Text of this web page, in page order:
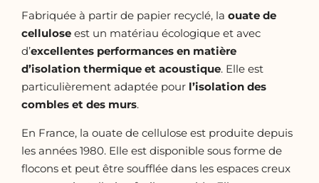
Fabriquée à partir de papier recyclé, la ouate de
cellulose est un matériau écologique et avec
d’excellentes performances en matière
d’isolation thermique et acoustique. Elle est
particulièrement adaptée pour l’isolation des
combles et des murs.
En France, la ouate de cellulose est produite depuis
les années 1980. Elle est disponible sous forme de
flocons et peut être soufflée dans les espaces creux